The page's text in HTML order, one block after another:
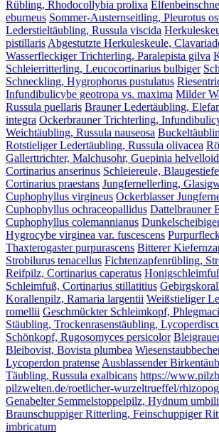
Rübling, Rhodocollybia prolixa
eburneus Sommer-Austernseitling, Pleurotus
Lederstieltäubling, Russula viscida
pistillarisAbgestutzte Herkuleskeule,
Wasserfleckiger Trichterling, Paralepista gilva
Schleierritterling, Leucocortinarius bulbiger
Schneckling, Hygrophorus pustulatus
Infundibulicybe geotropa vs. maxima Milder
Russula puellaris Brauner Ledertäubling,
integra Ockerbrauner Trichterling,
Weichtäubling, Russula nauseosa
Rotstieliger Ledertäubling, Russula olivacea
Gallerttrichter, Malchusohr, Guepinia
Cortinarius anserinus Schleiereule,
Cortinarius praestans Jungfernellerling,
Cuphophyllus virgineus Ockerblasser
Cuphophyllus ochraceopallidus Dattelbrauner
Cuphophyllus colemannianus
Hygrocybe virginea var. fuscescens
Thaxterogaster purpurascens Bitterer
Strobilurus tenacellus Fichtenzapfenrübling,
Reifpilz, Cortinarius caperatus
Schleimfuß, Cortinarius stillatitius
Korallenpilz, Ramaria largentii Weißstieliger
romellii Geschmückter Schleimkopf,
Stäubling, Trockenrasenstäubling,
Schönkopf, Rugosomyces persicolor
Bleibovist, Bovista plumbea
Lycoperdon pratenseAusblassender
Täubling, Russula exalbicans https://
pilzwelten.de/roetlicher-wurzeltrueffel/
Genabelter Semmelstoppelpilz, Hydnum
Braunschuppiger Ritterling, Feinschuppiger
imbricatum